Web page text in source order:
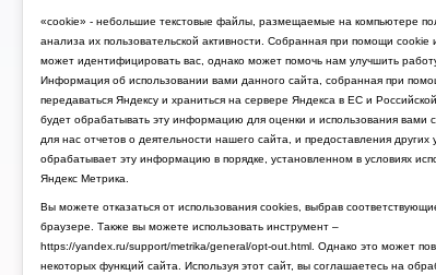
«cookie» - небольшие текстовые файлы, размещаемые на компьютере
анализа их пользовательской активности. Собранная при помощи
может идентифицировать вас, однако может помочь нам улучшить
Информация об использовании вами данного сайта, собранная при
передаваться Яндексу и храниться на сервере Яндекса в ЕС и
будет обрабатывать эту информацию для оценки и использования вами
для нас отчетов о деятельности нашего сайта, и предоставления других
обрабатывает эту информацию в порядке, установленном в условиях
Яндекс Метрика.
Вы можете отказаться от использования cookies, выбрав
браузере. Также вы можете использовать инструмент –
https://yandex.ru/support/metrika/general/opt-out.html. Однако это может
некоторых функций сайта. Используя этот сайт, вы соглашаетесь на